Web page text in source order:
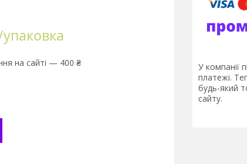
на сайті — 400 ₴
У компанії
платежі.
будь-який
сайту.